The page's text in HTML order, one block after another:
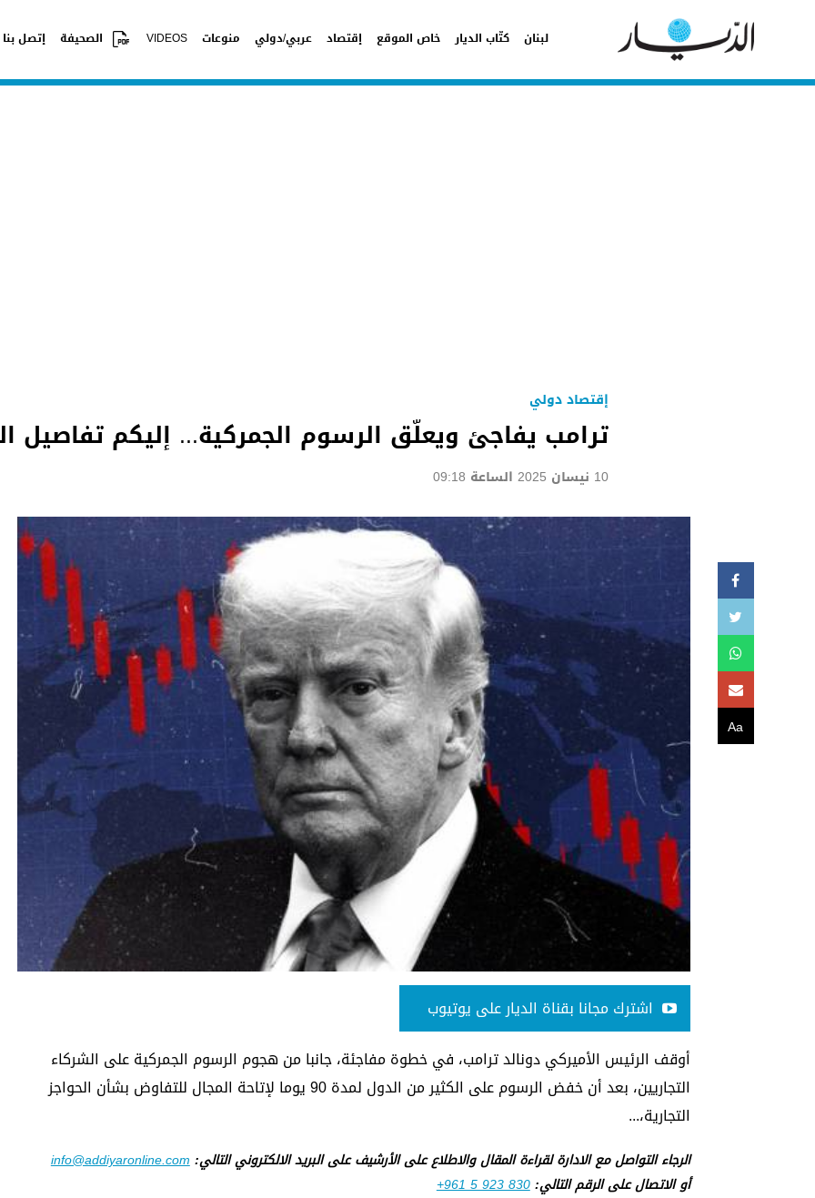
لبنان كتّاب الديار خاص الموقع إقتصاد عربي/دولي منوعات VIDEOS الصحيفة إتصل بنا
إقتصاد دولي
ترامب يفاجئ ويعلّق الرسوم الجمركية... إليكم تفاصيل
10 نيسان 2025 الساعة 09:18
Aa
اشترك مجانا بقناة الديار على يوتيوب
أوقف الرئيس الأميركي دونالد ترامب، في خطوة مفاجئة، جانبا من هجوم الرسوم الجمركية على الشركاء
التجاريين، بعد أن خفض الرسوم على الكثير من الدول لمدة 90 يوما لإتاحة المجال للتفاوض بشأن الحواجز
التجارية،...
الرجاء التواصل مع الادارة لقراءة المقال والاطلاع على الأرشيف على البريد الالكتروني التالي:info@addiyaronline.com
أو الاتصال على الرقم التالي:+961 5 923 830